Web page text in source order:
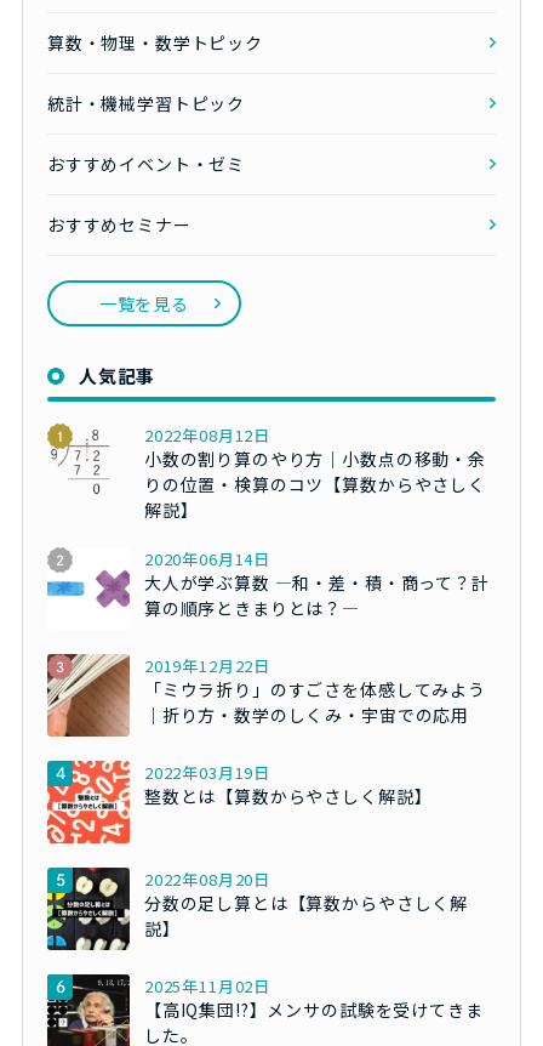
算数・物理・数学トピック
統計・機械学習トピック
おすすめイベント・ゼミ
おすすめセミナー
一覧を見る
人気記事
2022年08月12日
小数の割り算のやり方｜小数点の移動・余
りの位置・検算のコツ【算数からやさしく
解説】
2020年06月14日
大人が学ぶ算数 ―和・差・積・商って？計
算の順序ときまりとは？―
2019年12月22日
「ミウラ折り」のすごさを体感してみよう
｜折り方・数学のしくみ・宇宙での応用
2022年03月19日
整数とは【算数からやさしく解説】
2022年08月20日
分数の足し算とは【算数からやさしく解
説】
2025年11月02日
【高IQ集団!?】メンサの試験を受けてきま
した。